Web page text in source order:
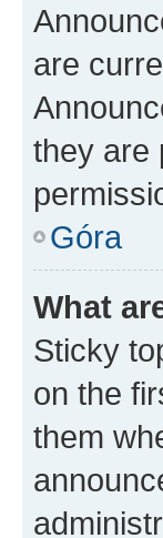
are
they are
Góra
What
Sticky
on the
them